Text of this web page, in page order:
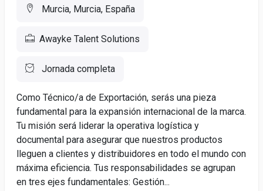
Murcia, Murcia, España
Awayke Talent Solutions
Jornada completa
Como Técnico/a de Exportación, serás una pieza
fundamental para la expansión internacional de la marca.
Tu misión será liderar la operativa logística y
documental para asegurar que nuestros productos
lleguen a clientes y distribuidores en todo el mundo con
máxima eficiencia. Tus responsabilidades se agrupan
en tres ejes fundamentales: Gestión...